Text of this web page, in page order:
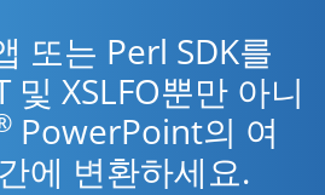
또는 Perl SDK를
및 XSLFO뿐만 아니
PowerPoint의 여
에 변환하세요.